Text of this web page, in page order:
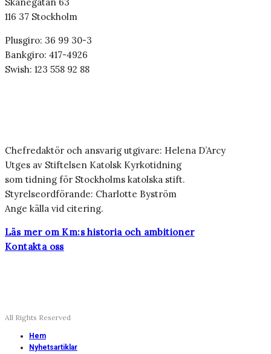
116 37 Stockholm
Plusgiro: 36 99 30-3
Bankgiro: 417-4926
Swish: 123 558 92 88
Chefredaktör och ansvarig utgivare: Helena D’Arcy
Utges av Stiftelsen Katolsk Kyrkotidning
som tidning för Stockholms katolska stift.
Styrelseordförande: Charlotte Byström
Ange källa vid citering.
Läs mer om Km:s historia och ambitioner
Kontakta oss
All Rights Reserved
Hem
Nyhetsartiklar